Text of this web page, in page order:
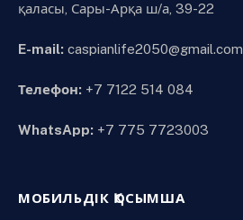
қаласы, Сары-Арқа ш/а, 39-22
E-mail: caspianlife2050@gmail.com
Телефон: +7 7122 514 084
WhatsApp: +7 775 7723003
МОБИЛЬДІК ҚОСЫМША